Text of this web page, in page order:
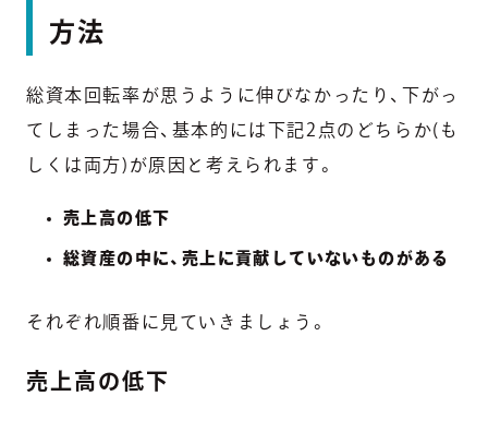
方法
総資本回転率が思うように伸びなかったり、下がっ
てしまった場合、基本的には下記2点のどちらか(も
しくは両方)が原因と考えられます。
売上高の低下
総資産の中に、売上に貢献していないものがある
それぞれ順番に見ていきましょう。
売上高の低下